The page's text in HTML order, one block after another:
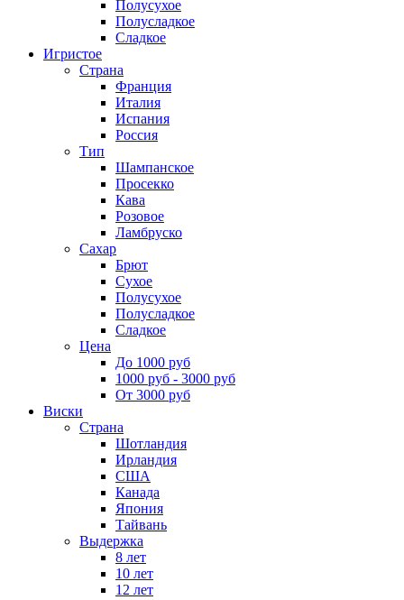
Полусухое
Полусладкое
Сладкое
Игристое
Страна
Франция
Италия
Испания
Россия
Тип
Шампанское
Просекко
Кава
Розовое
Ламбруско
Сахар
Брют
Сухое
Полусухое
Полусладкое
Сладкое
Цена
До 1000 руб
1000 руб - 3000 руб
От 3000 руб
Виски
Страна
Шотландия
Ирландия
США
Канада
Япония
Тайвань
Выдержка
8 лет
10 лет
12 лет